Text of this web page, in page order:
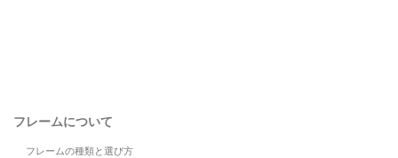
フレームについて
フレームの種類と選び方